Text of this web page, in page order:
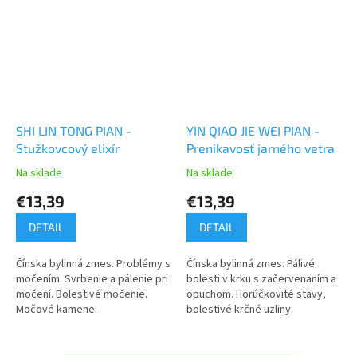
SHI LIN TONG PIAN -
Stužkovcový elixír
Na sklade
€13,39
DETAIL
Čínska bylinná zmes. Problémy s
močením. Svrbenie a pálenie pri
močení. Bolestivé močenie.
Močové kamene.
YIN QIAO JIE WEI PIAN -
Prenikavosť jarného vetra
Na sklade
€13,39
DETAIL
Čínska bylinná zmes: Pálivé
bolesti v krku s začervenaním a
opuchom. Horúčkovité stavy,
bolestivé krčné uzliny.